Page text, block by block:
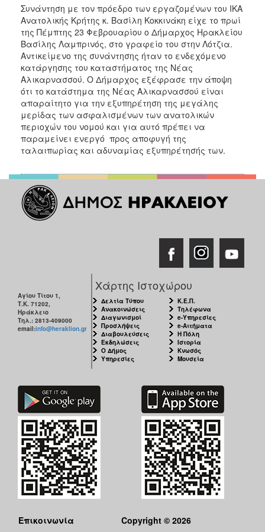
ΠΟΛΗΣυνάντηση με τον πρόεδρο των εργαζομένων του ΙΚΑ
Ανατολικής Κρήτης κ. Βασίλη Κοκκινάκη είχε το πρωί
της Πέμπτης 23 Φεβρουαρίου ο Δήμαρχος Ηρακλείου
Βασίλης Λαμπρινός, στο γραφείο του στην Λότζια.
Αντικείμενο της συνάντησης ήταν το ενδεχόμενο
κατάργησης του καταστήματος της Νέας
Αλικαρνασσού. Ο Δήμαρχος εξέφρασε την άποψη
ότι το κατάστημα της Νέας Αλικαρνασσού είναι
απαραίτητο για την εξυπηρέτηση της μεγάλης
μερίδας των ασφαλισμένων των ανατολικών
περιοχών του νομού και για αυτό πρέπει να
παραμείνει ενεργό προς αποφυγή της
ταλαιπωρίας και αδυναμίας εξυπηρέτησής των.
Αγίου Τίτου 1,
Τ.Κ. 71202,
Ηράκλειο
Τηλ.: 2813-409000
email:info@heraklion.gr
Χάρτης Ιστοχώρου
Δελτία Τύπου
Ανακοινώσεις
Διαγωνισμοί
Προσλήψεις
Διαβουλεύσεις
Εκδηλώσεις
Ο Δήμος
Υπηρεσίες
Κ.Ε.Π.
Τηλέφωνα
e-Υπηρεσίες
e-Αιτήματα
Η Πόλη
Ιστορία
Κνωσός
Μουσεία
Επικοινωνία
Copyright © 2026